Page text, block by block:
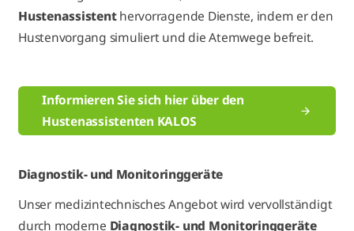
Hustenassistenthervorragende Dienste, indem er den
Hustenvorgang simuliert und die Atemwege befreit.
Informieren Sie sich hier über den
Hustenassistenten KALOS
Diagnostik- und Monitoringgeräte
Unser medizintechnisches Angebot wird vervollständigt
durch moderne Diagnostik- und Monitoringgeräte